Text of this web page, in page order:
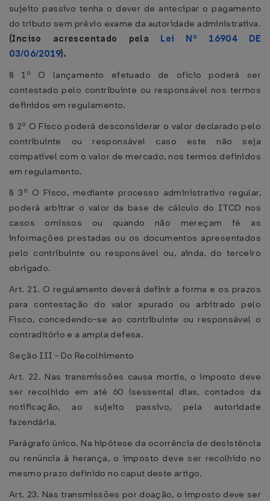
sujeito passivo tenha o dever de antecipar o pagamento
do tributo sem prévio exame da autoridade administrativa.
(Inciso acrescentado pela Lei Nº 16904 DE
03/06/2019).
§ 1º O lançamento efetuado de ofício poderá ser
contestado pelo contribuinte ou responsável nos termos
definidos em regulamento.
§ 2º O Fisco poderá desconsiderar o valor declarado pelo
contribuinte ou responsável caso este não seja
compatível com o valor de mercado, nos termos definidos
em regulamento.
§ 3º O Fisco, mediante processo administrativo regular,
poderá arbitrar o valor da base de cálculo do ITCD nos
casos omissos ou quando não mereçam fé as
informações prestadas ou os documentos apresentados
pelo contribuinte ou responsável ou, ainda, do terceiro
obrigado.
Art. 21. O regulamento deverá definir a forma e os prazos
para contestação do valor apurado ou arbitrado pelo
Fisco, concedendo-se ao contribuinte ou responsável o
contraditório e a ampla defesa.
Seção III - Do Recolhimento
Art. 22. Nas transmissões causa mortis, o imposto deve
ser recolhido em até 60 (sessenta) dias, contados da
notificação, ao sujeito passivo, pela autoridade
fazendária.
Parágrafo único. Na hipótese da ocorrência de desistência
ou renúncia à herança, o imposto deve ser recolhido no
mesmo prazo definido no caput deste artigo.
Art. 23. Nas transmissões por doação, o imposto deve ser